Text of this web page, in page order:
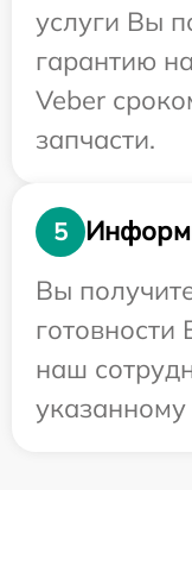
услуги Вы
гарантию
Veber
запчасти.
5
Вы
готовности
наш
указанному